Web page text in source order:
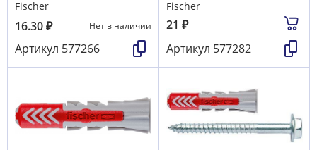
Fischer
16.30₽ Нет в наличии
Артикул 577266
Fischer
21 ₽
Артикул 577282